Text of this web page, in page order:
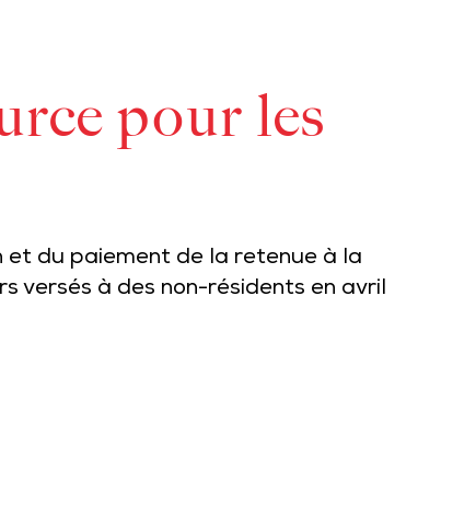
pour les
du paiement de la retenue à la
versés à des non-résidents en avril